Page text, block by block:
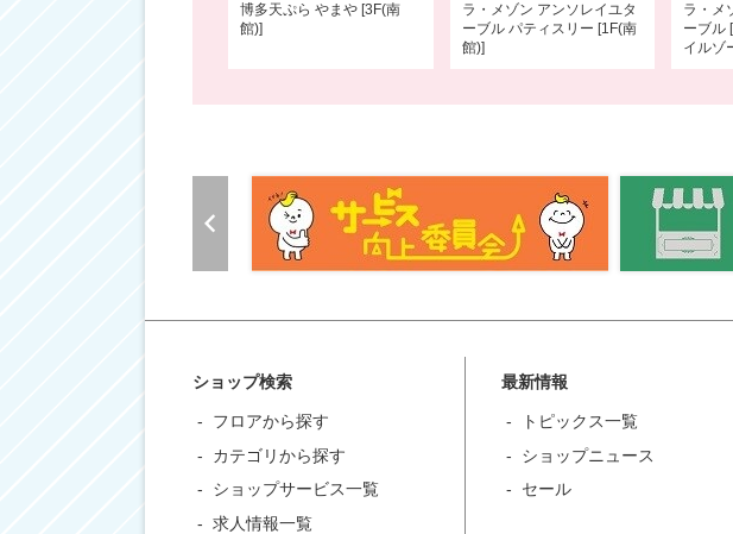
博多天ぷら やまや [3F(南
館)]
ラ・メゾン アンソレイユタ
ーブル パティスリー [1F(南
館)]
ラ・メ
ーブル
イルゾ
ショップ検索
フロアから探す
カテゴリから探す
ショップサービス一覧
求人情報一覧
最新情報
トピックス一覧
ショップニュース
セール